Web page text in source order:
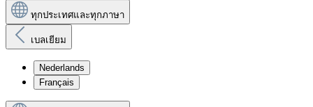
ทุกประเทศและทุกภาษา
เบลเยียม
Nederlands
Français